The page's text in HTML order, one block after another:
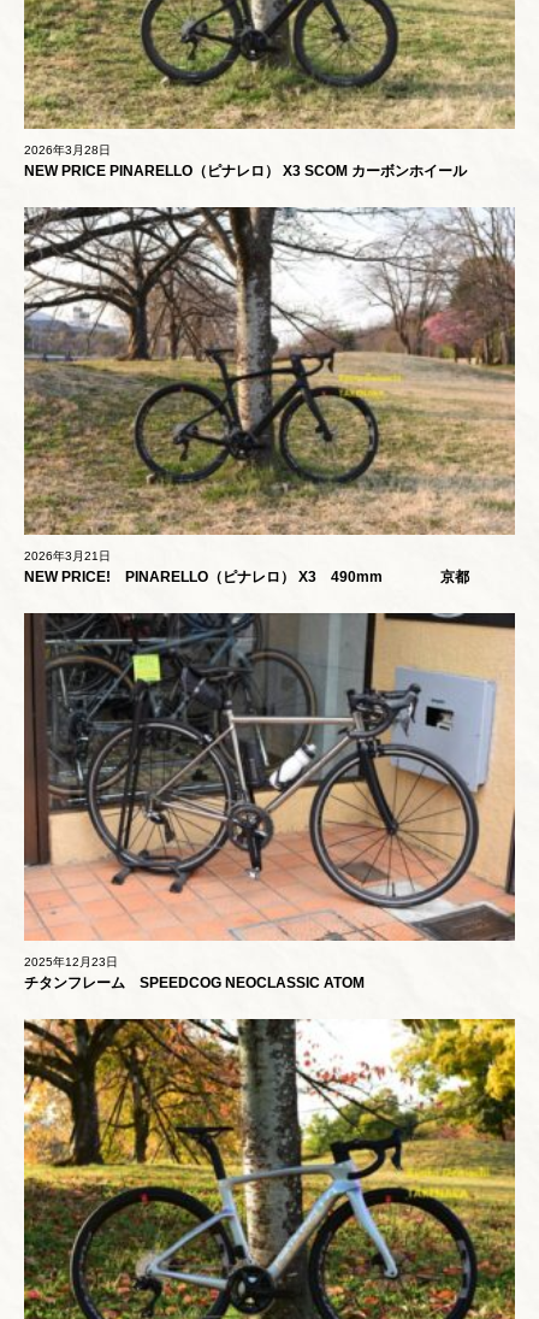
2026年3月28日
NEW PRICE PINARELLO（ピナレロ） X3 SCOM カーボンホイール
2026年3月21日
NEW PRICE! PINARELLO（ピナレロ） X3 490mm 京都
2025年12月23日
チタンフレーム SPEEDCOG NEOCLASSIC ATOM